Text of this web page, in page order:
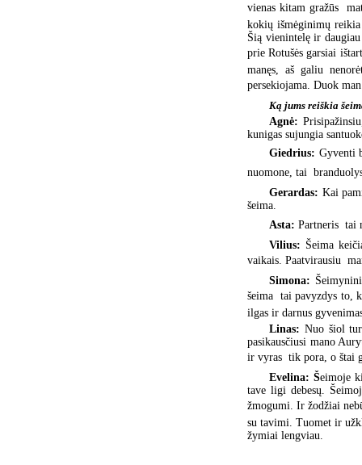
vienas kitam gražūs 
kokių išmėginimų reikia
Šią vienintelę ir
prie Rotušės garsiai
manęs, aš galiu
persekiojama. Duok
Ką jums reiškia
Agnė:
kunigas sujungia
Giedrius: Gyventi
nuomone, tai 
Gerardas: Kai
šeima.
Asta:Partneris 
Vilius: Šeima
vaikais. Paatvirausiu 
Simona:
šeima  tai pavyzdys
ilgas ir darnus
Linas: Nuo šiol
pasikausčiusi mano
ir vyras  tik pora, o štai
Evelina: Šeimoje
tave ligi debesų.
žmogumi. Ir žodžiai
su tavimi. Tuomet ir
žymiai lengviau.